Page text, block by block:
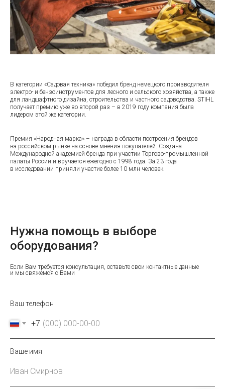
В категории «Садовая техника» победил бренд немецкого производителя
электро- и бензоинструментов для лесного и сельского хозяйства, а также
для ландшафтного дизайна, строительства и частного садоводства. STIHL
получает премию уже во второй раз – в 2019 году компания была
лидером этой же категории.
Премия «Народная марка» – награда в области построения брендов
на российском рынке на основе мнения покупателей. Создана
Международной академией бренда при участии Торгово-промышленной
палаты России и вручается ежегодно с 1998 года. За 23 года
в исследовании приняли участие более 10 млн человек.
Нужна помощь в выборе
оборудования?
Если Вам требуется консультация, оставьте свои контактные данные
и мы свяжемся с Вами
Ваш телефон
+7
Ваше имя